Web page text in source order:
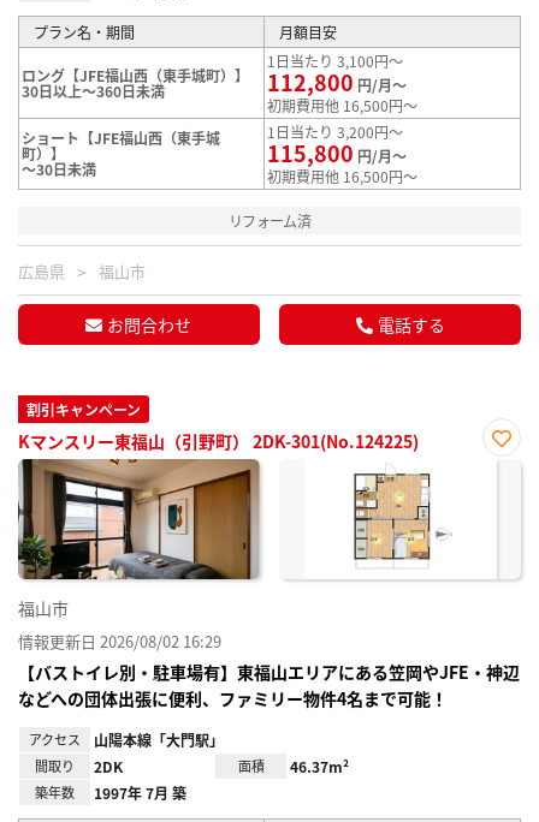
プラン名・期間 月額目安
ロング【JFE福山西（東手城町）】
30日以上～360日未満
1日当たり 3,100円～
112,800 円/月～
初期費用他 16,500円～
ショート【JFE福山西（東手城
町）】
～30日未満
1日当たり 3,200円～
115,800 円/月～
初期費用他 16,500円～
リフォーム済
広島県 福山市
お問合わせ 電話する
割引キャンペーン
Kマンスリー東福山（引野町） 2DK-301(No.124225)
お気
福山市
情報更新日 2026/08/02 16:29
【バストイレ別・駐車場有】東福山エリアにある笠岡やJFE・神辺
などへの団体出張に便利、ファミリー物件4名まで可能！
アクセス 山陽本線「大門駅」
間取り 2DK 面積 46.37m²
築年数 1997年 7月 築